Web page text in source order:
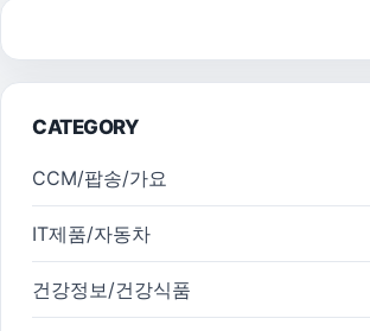
CATEGORY
CCM/팝송/가요
IT제품/자동차
건강정보/건강식품